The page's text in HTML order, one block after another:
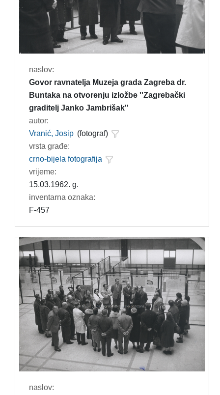
naslov:
Govor ravnatelja Muzeja grada Zagreba dr.
Buntaka na otvorenju izložbe ''Zagrebački
graditelj Janko Jambrišak''
autor:
Vranić, Josip (fotograf)
vrsta građe:
crno-bijela fotografija
vrijeme:
15.03.1962. g.
inventarna oznaka:
F-457
naslov: